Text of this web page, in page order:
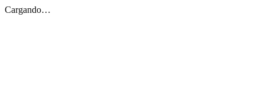
Cargando…